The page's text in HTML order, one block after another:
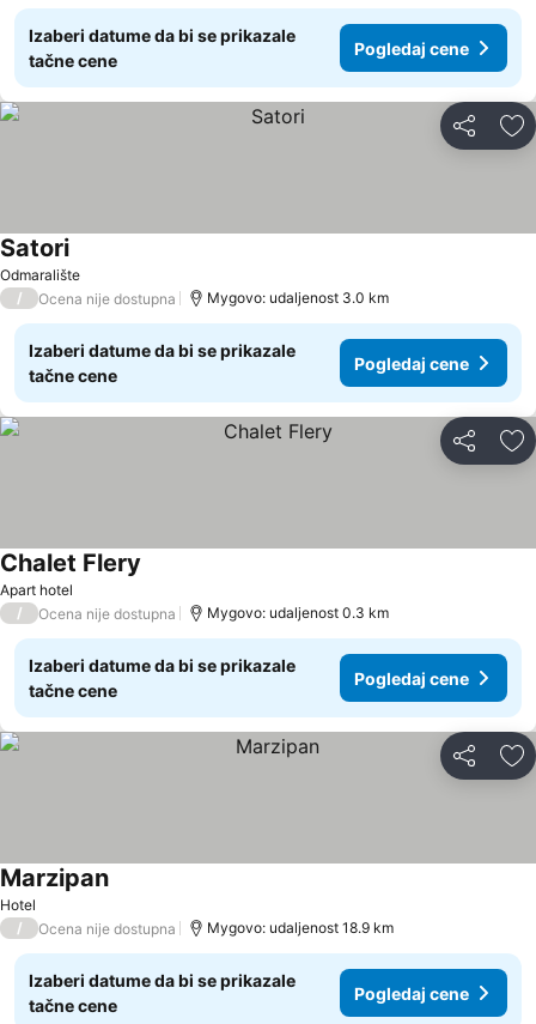
Izaberi datume da bi se prikazale
tačne cene
Pogledaj cene
Deli
Odmaralište
Satori
/ Ocena nije dostupna Mygovo: udaljenost 3.0 km
Izaberi datume da bi se prikazale
tačne cene
Pogledaj cene
Deli
Apart hotel
Chalet Flery
/ Ocena nije dostupna Mygovo: udaljenost 0.3 km
Izaberi datume da bi se prikazale
tačne cene
Pogledaj cene
Deli
Hotel
Marzipan
/ Ocena nije dostupna Mygovo: udaljenost 18.9 km
Izaberi datume da bi se prikazale
tačne cene
Pogledaj cene